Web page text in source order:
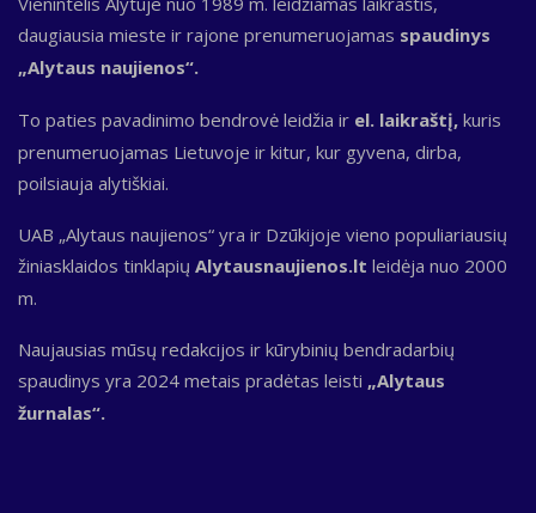
daugiausia mieste ir rajone prenumeruojamas spaudinys
„Alytaus naujienos“.
To paties pavadinimo bendrovė leidžia ir el. laikraštį, kuris
prenumeruojamas Lietuvoje ir kitur, kur gyvena, dirba,
poilsiauja alytiškiai.
UAB „Alytaus naujienos“ yra ir Dzūkijoje vieno populiariausių
žiniasklaidos tinklapių Alytausnaujienos.lt leidėja nuo 2000
m.
Naujausias mūsų redakcijos ir kūrybinių bendradarbių
spaudinys yra 2024 metais pradėtas leisti „Alytaus
žurnalas“.